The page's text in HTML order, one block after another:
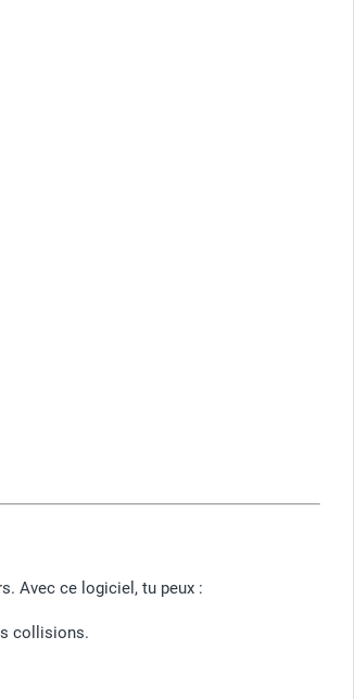
Avec ce logiciel, tu peux :
collisions.